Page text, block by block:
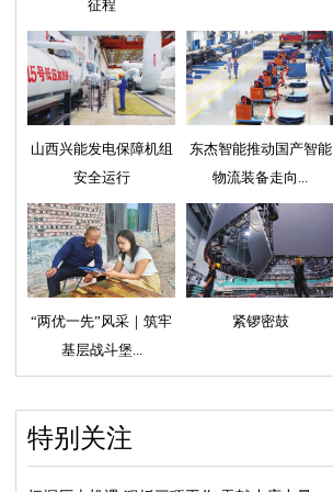
征程
山西兴能发电保障机组
安全运行
东杰智能推动国产智能
物流装备走向...
“两优一先”风采｜筑牢
基层战斗堡...
紧锣密鼓
特别关注